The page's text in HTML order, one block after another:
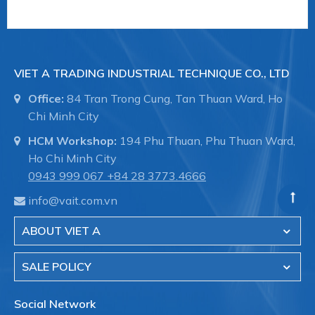
Máy móc và Kỹ thuật Nhà máy:
Máy móc / Ô tô
Đóng tàu và thiết bị hàng hải
Sản xuất công nghiệp
VIET A TRADING INDUSTRIAL TECHNIQUE CO., LTD
Office: 84 Tran Trong Cung, Tan Thuan Ward, Ho
Chi Minh City
HCM Workshop: 194 Phu Thuan, Phu Thuan Ward,
Ho Chi Minh City
0943 999 067 +84 28 3773.4666
info@vait.com.vn
ABOUT VIET A
SALE POLICY
Social Network